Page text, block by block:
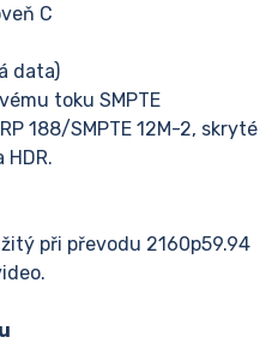
C
data)
toku SMPTE
188/SMPTE 12M-2, skryté
při převodu 2160p59.94